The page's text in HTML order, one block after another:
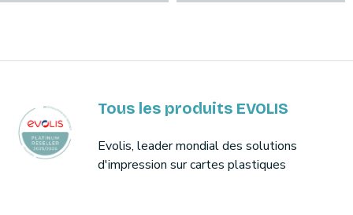
Tous les produits EVOLIS
Evolis, leader mondial des solutions
d'impression sur cartes plastiques